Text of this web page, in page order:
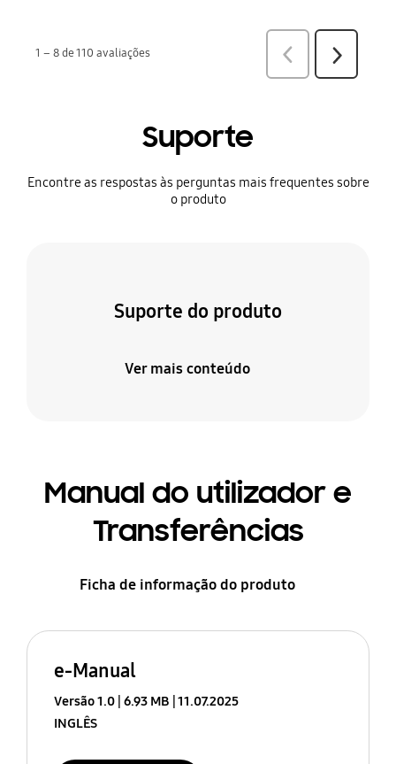
Suporte
Encontre as respostas às perguntas mais frequentes sobre
o produto
Suporte do produto
Ver mais conteúdo
Manual do utilizador e
Transferências
Ficha de informação do produto
e-Manual
Versão 1.0 6.93 MB 11.07.2025
INGLÊS